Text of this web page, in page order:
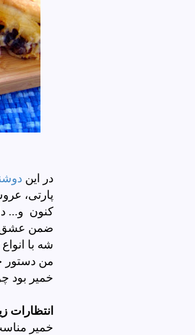
در این
پارتی،
کنون و...
ضمن عشق
شه با
من دستور
خمیر بود
انتظارات
خمیر